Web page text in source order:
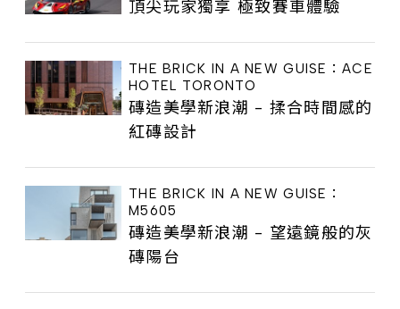
頂尖玩家獨享 極致賽車體驗
THE BRICK IN A NEW GUISE：ACE
HOTEL TORONTO
磚造美學新浪潮 - 揉合時間感的
紅磚設計
THE BRICK IN A NEW GUISE：
M5605
磚造美學新浪潮 - 望遠鏡般的灰
磚陽台